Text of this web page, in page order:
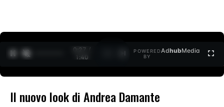
0:27 /
1:40
POWERED
BY
AdhubMedia
Il nuovo look di Andrea Damante